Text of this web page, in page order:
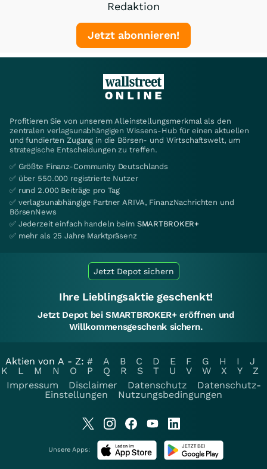
Redaktion
Jetzt abonnieren!
Profitieren Sie von unserem Alleinstellungsmerkmal als den
zentralen verlagsunabhängigen Wissens-Hub für einen aktuellen
und fundierten Zugang in die Börsen- und Wirtschaftswelt, um
strategische Entscheidungen zu treffen.
✅ Größte Finanz-Community Deutschlands
✅ über 550.000 registrierte Nutzer
✅ rund 2.000 Beiträge pro Tag
✅ verlagsunabhängige Partner ARIVA, FinanzNachrichten und
BörsenNews
✅ Jederzeit einfach handeln beim SMARTBROKER+
✅ mehr als 25 Jahre Marktpräsenz
Jetzt Depot sichern
Ihre Lieblingsaktie geschenkt!
Jetzt Depot bei SMARTBROKER+ eröffnen und
Willkommensgeschenk sichern.
Aktien von A - Z: # A B C D E F G H I
J
K
L M N O P Q R S T U V W X Y
Z
Impressum
Disclaimer Datenschutz
Datenschutz-
Einstellungen
Nutzungsbedingungen
Unsere Apps: